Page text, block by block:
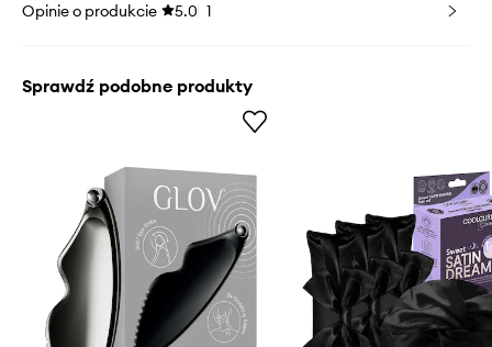
Opinie o produkcie 5.0 1
Sprawdź podobne produkty